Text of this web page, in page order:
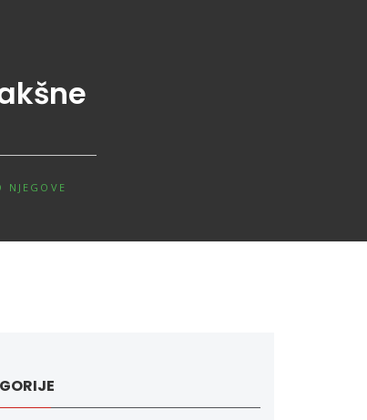
NJEGOVE